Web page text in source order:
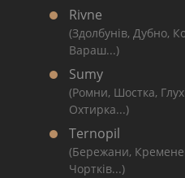
Rivne
(Здолбунів, Дубно,
Вараш...)
Sumy
(Ромни, Шостка,
Охтирка...)
Ternopil
(Бережани,
Чортків...)